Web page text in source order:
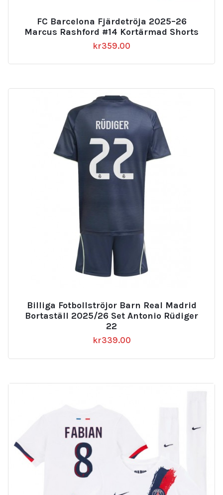
FC Barcelona Fjärdetröja 2025–26
Marcus Rashford #14 Kortärmad Shorts
kr359.00
Billiga Fotbollströjor Barn Real Madrid
Bortaställ 2025/26 Set Antonio Rüdiger
22
kr339.00